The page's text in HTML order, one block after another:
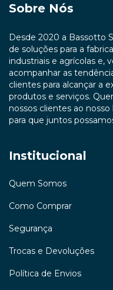
Sobre Nós
Desde 2020 a Bassotto
de soluções para a
industriais e agrícolas e,
acompanhar as
clientes para alcançar a
produtos e serviços.
nossos clientes ao
para que juntos
Institucional
Quem Somos
Como Comprar
Segurança
Trocas e Devoluções
Política de Envios